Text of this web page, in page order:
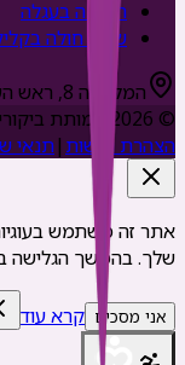
תמיכה בעגלה
שמח חולה
המלאכה 8, ראש העין
©
2026 עמותת
הצהרת נגישות |תנאי
שלך. בהמשך
אני מסכים קרא עוד